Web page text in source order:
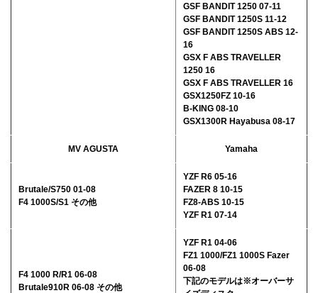
GSF BANDIT 1250 07-11
GSF BANDIT 1250S 11-12
GSF BANDIT 1250S ABS 12-
16
GSX F ABS TRAVELLER
1250 16
GSX F ABS TRAVELLER 16
GSX1250FZ 10-16
B-KING 08-10
GSX1300R Hayabusa 08-17
MV AGUSTA Yamaha
Brutale/S750 01-08
F4 1000S/S1 その他
YZF R6 05-16
FAZER 8 10-15
FZ8-ABS 10-15
YZF R1 07-14
F4 1000 R/R1 06-08
Brutale910R 06-08 その他
YZF R1 04-06
FZ1 1000/FZ1 1000S Fazer
06-08
下記のモデルは※オーバーサ